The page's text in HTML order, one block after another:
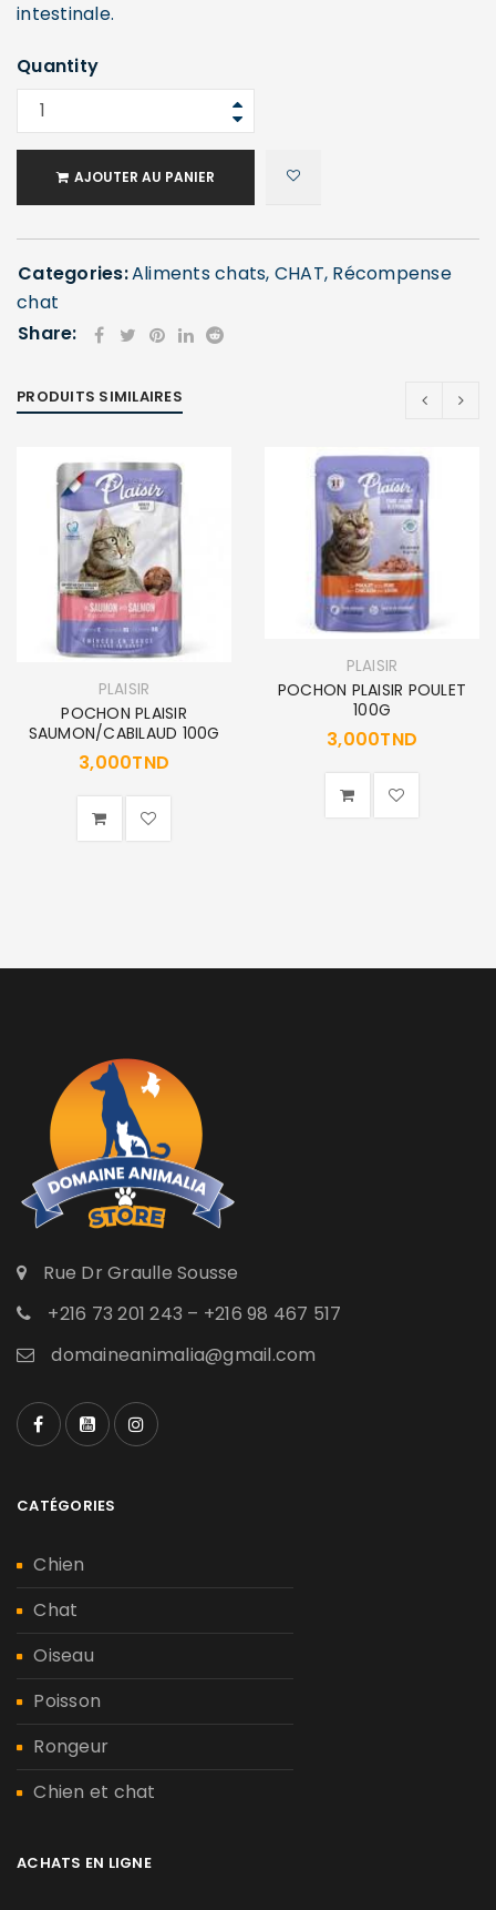
intestinale.
Quantity
AJOUTER AU PANIER
Categories:Aliments chats, CHAT, Récompense
chat
Share:
PRODUITS SIMILAIRES
PLAISIR
POCHON PLAISIR
SAUMON/CABILAUD 100G
3,000TND
PLAISIR
POCHON PLAISIR POULET
100G
3,000TND
Rue Dr Graulle Sousse
+216 73 201 243 – +216 98 467 517
domaineanimalia@gmail.com
CATÉGORIES
Chien
Chat
Oiseau
Poisson
Rongeur
Chien et chat
ACHATS EN LIGNE